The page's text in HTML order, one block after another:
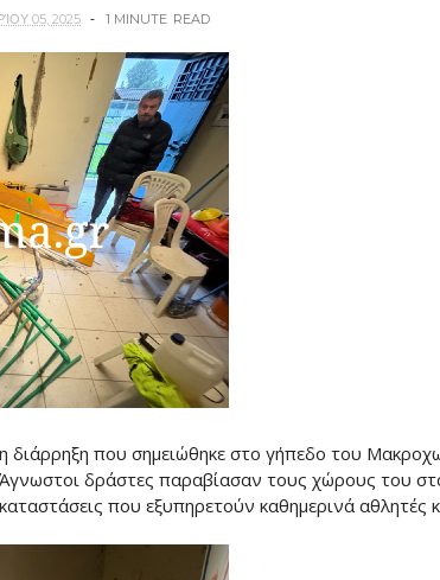
05, 2025 1 MINUTE READ
διάρρηξη που σημειώθηκε στο γήπεδο του
δράστες παραβίασαν τους χώρους του
που εξυπηρετούν καθημερινά